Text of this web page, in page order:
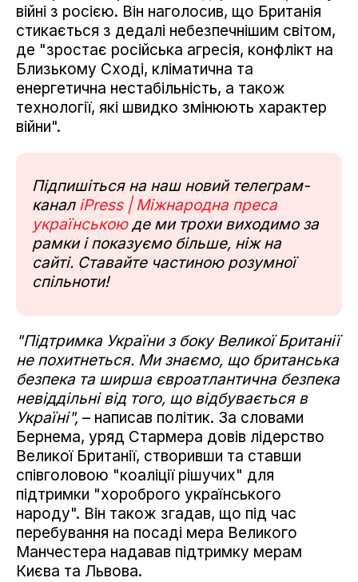
війні з росією. Він наголосив, що Британія
стикається з дедалі небезпечнішим світом,
де "зростає російська агресія, конфлікт на
Близькому Сході, кліматична та
енергетична нестабільність, а також
технології, які швидко змінюють характер
війни".
Підпишіться на наш новий телеграм-
канал iPress | Міжнародна преса
українськоюде ми трохи виходимо за
рамки і показуємо більше, ніж на
сайті. Ставайте частиною розумної
спільноти!
"Підтримка України з боку Великої Британії
не похитнеться. Ми знаємо, що британська
безпека та ширша євроатлантична безпека
невіддільні від того, що відбувається в
Україні", – написав політик. За словами
Бернема, уряд Стармера довів лідерство
Великої Британії, створивши та ставши
співголовою "коаліції рішучих" для
підтримки "хороброго українського
народу". Він також згадав, що під час
перебування на посаді мера Великого
Манчестера надавав підтримку мерам
Києва та Львова.